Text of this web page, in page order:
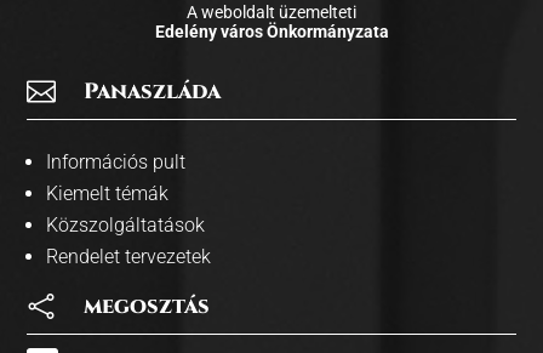
A weboldalt üzemelteti
Edelény város Önkormányzata
 Panaszláda
Információs pult
Kiemelt témák
Közszolgáltatások
Rendelet tervezetek
 megosztás